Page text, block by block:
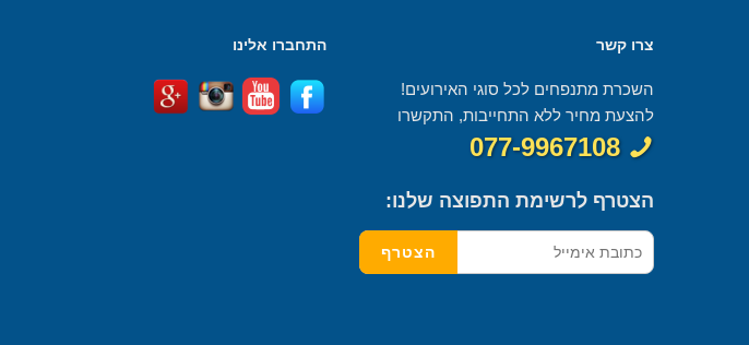
צרו קשר
השכרת מתנפחים לכל סוגי האירועים!
להצעת מחיר ללא התחייבות, התקשרו
077-9967108
הצטרף לרשימת התפוצה שלנו:
התחברו אלינו